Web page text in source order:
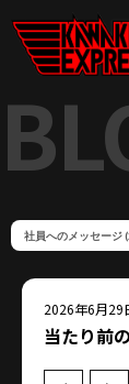
社員へのメッセージ
2026年6月29
当たり前